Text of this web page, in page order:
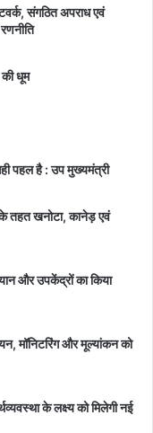
संगठित अपराध एवं
की धूम
पहल है : उप मुख्यमंत्री
के तहत खनोटा, कानेड़ एवं
और उपकेंद्रों का किया
मॉनिटरिंग और मूल्यांकन को
के लक्ष्य को मिलेगी नई